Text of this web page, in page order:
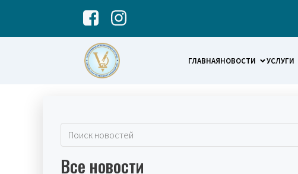
ГЛАВНАЯНОВОСТИ УСЛУГИ
Все новости